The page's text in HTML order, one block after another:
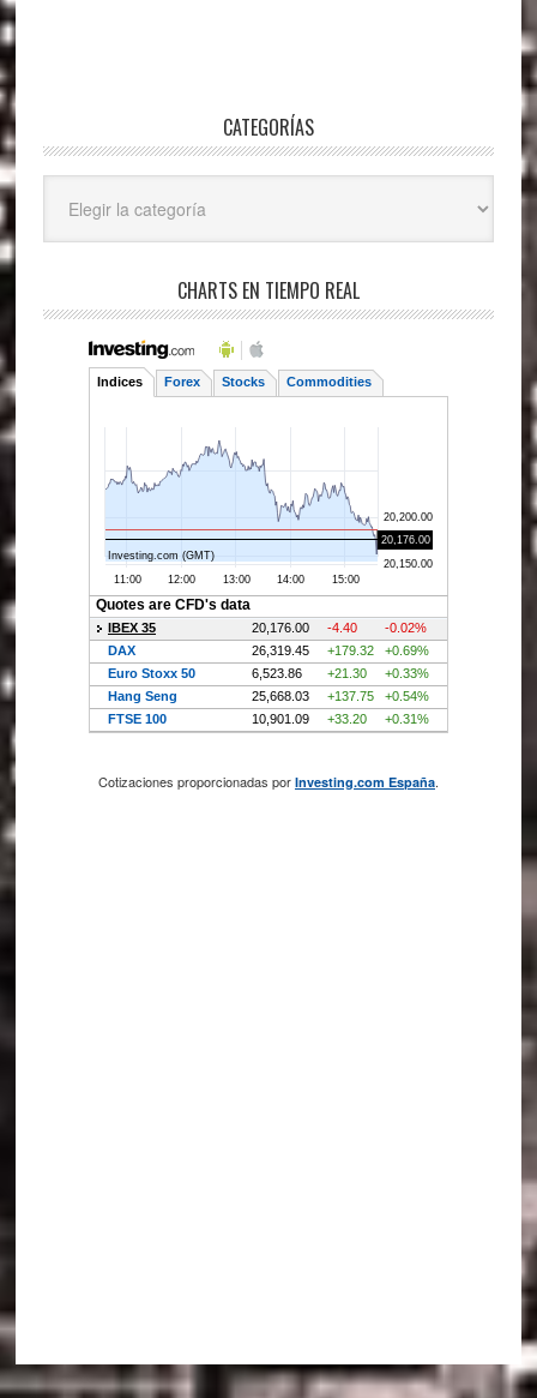
CATEGORÍAS
CHARTS EN TIEMPO REAL
Cotizaciones proporcionadas por Investing.com España.